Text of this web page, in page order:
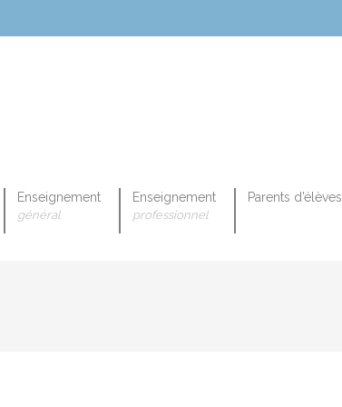
Enseignement
général
Enseignement
professionnel
Parents d’élèves